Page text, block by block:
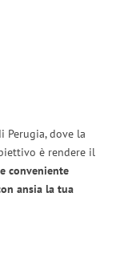
Perugia, dove la
è rendere il
conveniente
ansia la tua